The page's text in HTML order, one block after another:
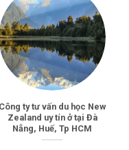
Công ty tư vấn du học New
Zealand uy tín ở tại Đà
Nẵng, Huế, Tp HCM